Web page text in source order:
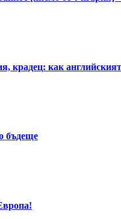
крадец: как
бъдеще